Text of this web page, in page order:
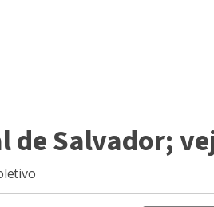
de Salvador;